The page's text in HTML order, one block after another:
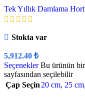
Tek Yıllık Damlama
Stokta var
5,912.40 ₺
Seçenekler Bu ürünün
sayfasından seçilebilir
Çap Seçin 20 cm, 25 cm,